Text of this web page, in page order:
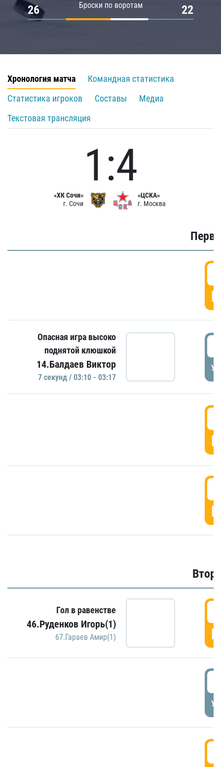
Броски по воротам
26 22
Хронология матча
Командная статистика
Статистика игроков
Составы
Медиа
Текстовая трансляция
«ХК Сочи»
г. Сочи
1:4
«ЦСКА»
г. Москва
Опасная игра высоко
поднятой клюшкой
14.Балдаев Виктор
7 секунд / 03:10 - 03:17
Гол в равенстве
46.Руденков Игорь(1)
67.Гараев Амир(1)